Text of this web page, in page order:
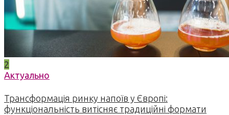
2
Актуально
Трансформація ринку напоїв у Європі:
функціональність витісняє традиційні формати